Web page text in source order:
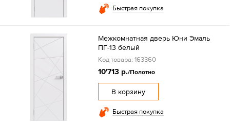
Быстрая покупка
Межкомнатная дверь Юни Эмаль
ПГ-13 белый
Код товара: 163360
10'713 р./Полотно
В корзину
Быстрая покупка